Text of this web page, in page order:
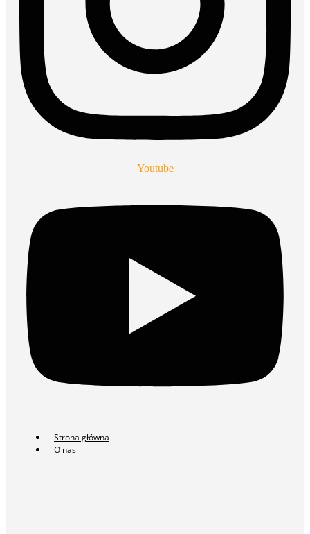
Youtube
Strona główna
O nas